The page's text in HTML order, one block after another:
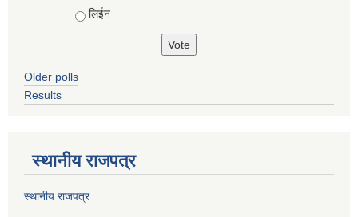
लिईन
Older polls
Results
स्थानीय राजपत्र
स्थानीय राजपत्र